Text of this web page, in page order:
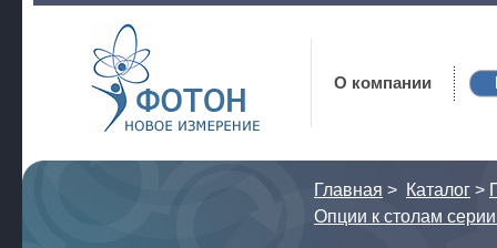
Фотон
О компании
Главная > Каталог >
Опции к столам